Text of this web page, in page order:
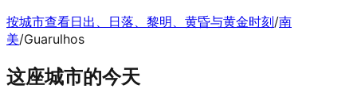
按城市查看日出、日落、黎明、黄昏与黄金时刻/南
美/Guarulhos
这座城市的今天